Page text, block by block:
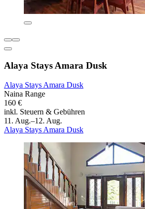
Alaya Stays Amara Dusk
Alaya Stays Amara Dusk
Naina Range
160 €
inkl. Steuern & Gebühren
11. Aug.–12. Aug.
Alaya Stays Amara Dusk